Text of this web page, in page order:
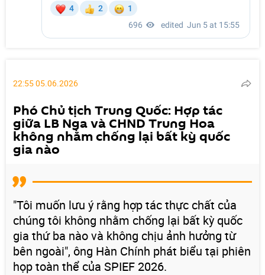
22:55 05.06.2026
Phó Chủ tịch Trung Quốc: Hợp tác
giữa LB Nga và CHND Trung Hoa
không nhằm chống lại bất kỳ quốc
gia nào
"Tôi muốn lưu ý rằng hợp tác thực chất của
chúng tôi không nhằm chống lại bất kỳ quốc
gia thứ ba nào và không chịu ảnh hưởng từ
bên ngoài", ông Hàn Chính phát biểu tại phiên
họp toàn thể của SPIEF 2026.